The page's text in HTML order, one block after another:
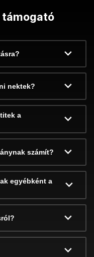
támogató
nektek?
a
számít?
egyébként a